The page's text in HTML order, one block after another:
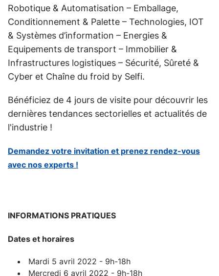
Robotique & Automatisation – Emballage,
Conditionnement & Palette – Technologies, IOT
& Systèmes d’information – Energies &
Equipements de transport – Immobilier &
Infrastructures logistiques – Sécurité, Sûreté &
Cyber et Chaîne du froid by Selfi.
Bénéficiez de 4 jours de visite pour découvrir les
dernières tendances sectorielles et actualités de
l'industrie !
Demandez votre invitation et prenez rendez-vous
avec nos experts !
INFORMATIONS PRATIQUES
Dates et horaires
Mardi 5 avril 2022 - 9h-18h
Mercredi 6 avril 2022 - 9h-18h